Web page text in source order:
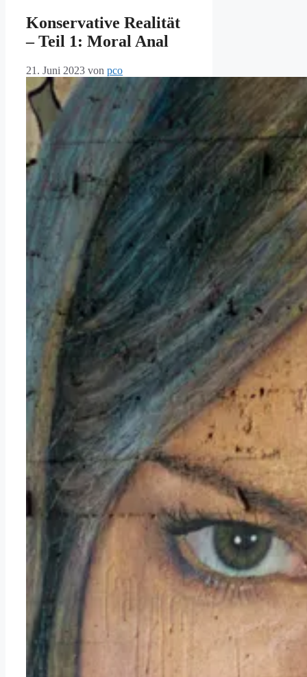
Konservative Realität
– Teil 1: Moral Anal
21. Juni 2023 von pco